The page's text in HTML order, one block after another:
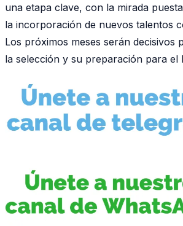
una etapa clave, con la mirada
la incorporación de nuevos talentos
Los próximos meses serán decisivos
la selección y su preparación para el